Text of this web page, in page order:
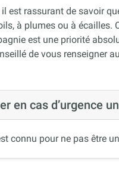
il est rassurant de savoir
à plumes ou à écailles.
est une priorité
de vous renseigner
en cas d’urgence
connu pour ne pas être